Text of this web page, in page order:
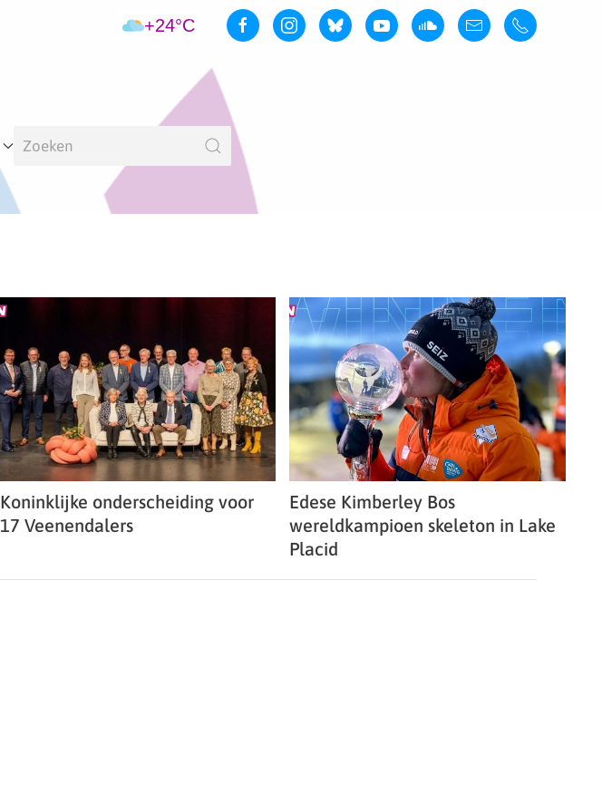
+24°C
Koninklijke onderscheiding voor
17 Veenendalers
Edese Kimberley Bos
wereldkampioen skeleton in Lake
Placid